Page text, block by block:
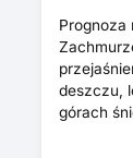
Prognoza
deszczu,
górach